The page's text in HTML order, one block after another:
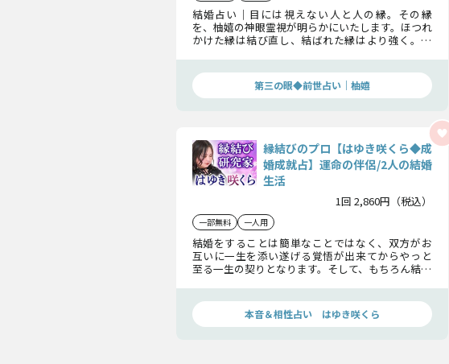
結婚占い｜目には視えない人と人の縁。その縁
を、柚嬉の神眼霊視が明らかにいたします。ほつれ
かけた縁は結び直し、結ばれた縁はより強く。縁
第三の眼◆前世占い｜柚嬉
縁結びのプロ【はゆき咲くら◆成
婚成就占】運命の伴侶/2人の結婚
生活
1回 2,860円（税込）
一部無料 一人用
結婚をすることは簡単なことではなく、双方がお
互いに一生を添い遂げる覚悟が出来てからやっと
至る一生の契りとなります。そして、もちろん結婚
ら”が心を込めて、生まれながらに与えられている
結婚縁についてお教えします。
本音＆相性占い はゆき咲くら